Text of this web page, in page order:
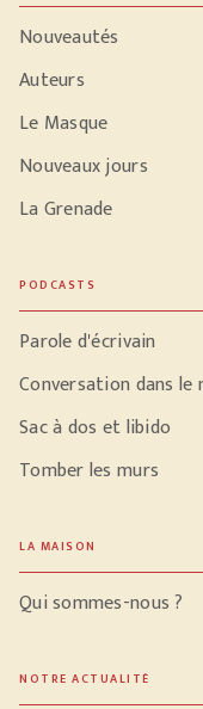
Nouveautés
Auteurs
Le Masque
Nouveaux jours
La Grenade
PODCASTS
Parole d'écrivain
Conversation dans le
Sac à dos et libido
Tomber les murs
LA MAISON
Qui sommes-nous ?
NOTRE ACTUALITÉ